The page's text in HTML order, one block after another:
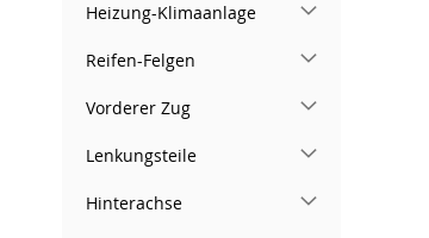
Heizung-Klimaanlage
Reifen-Felgen
Vorderer Zug
Lenkungsteile
Hinterachse